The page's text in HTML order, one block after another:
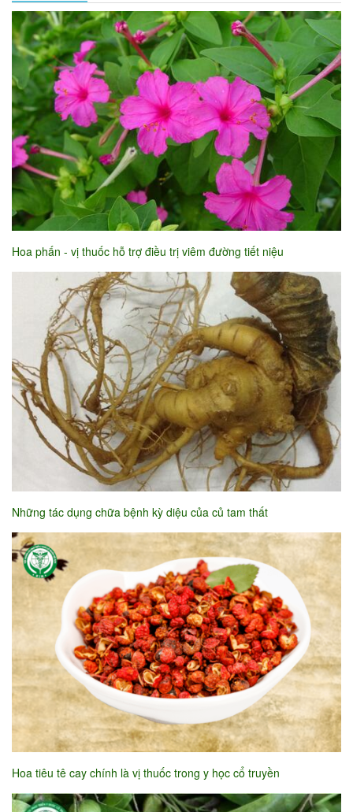
Hoa phấn - vị thuốc hỗ trợ điều trị viêm đường tiết niệu
Những tác dụng chữa bệnh kỳ diệu của củ tam thất
Hoa tiêu tê cay chính là vị thuốc trong y học cổ truyền